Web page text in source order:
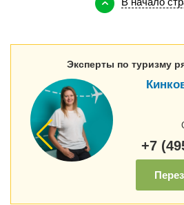
Эксперты по туризму
+7